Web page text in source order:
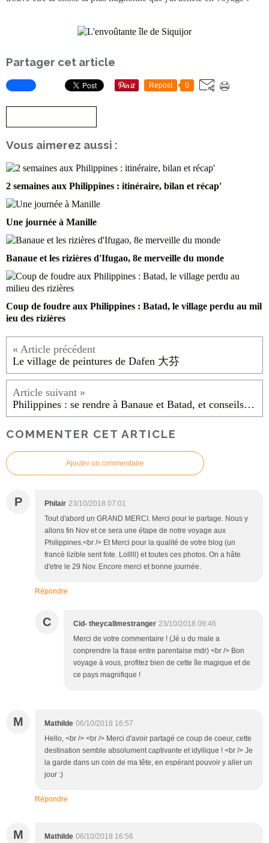
Partager cet article
Repost 0
Vous aimerez aussi :
2 semaines aux Philippines : itinéraire, bilan et récap'
Une journée à Manille
Banaue et les rizières d'Ifugao, 8e merveille du monde
Coup de foudre aux Philippines : Batad, le village perdu au mil
ieu des rizières
Le village de peintures de Dafen 大芬
Philippines : se rendre à Banaue et Batad, et conseils pratiques
COMMENTER CET ARTICLE
Ajouter un commentaire
P Philair 23/10/2018 07:01
Tout d'abord un GRAND MERCI. Merci pour le partage. Nous y
allons fin Nov et ce sera une étape de notre voyage aux
Philippines.<br /> Et Merci pour la qualité de votre blog (un
francè lizible sent fote. Lolllll) et toutes ces photos. On a hâte
d'etre le 29 Nov. Encore merci et bonne journée.
Répondre
C Cid- theycallmestranger 23/10/2018 09:46
Merci de votre commentaire ! (Jé u du male a
conprendre la frase entre parentaise mdr) <br /> Bon
voyage à vous, profitez bien de cette île magique et de
ce pays magnifique !
M Mathilde 06/10/2018 16:57
Hello, <br /> <br /> Merci d'avoir partagé ce coup de coeur, cette
destination semble absolument captivante et idyllique ! <br /> Je
la garde dans un coin de ma tête, en espérant pouvoir y aller un
jour :)
Répondre
M Mathilde 06/10/2018 16:56